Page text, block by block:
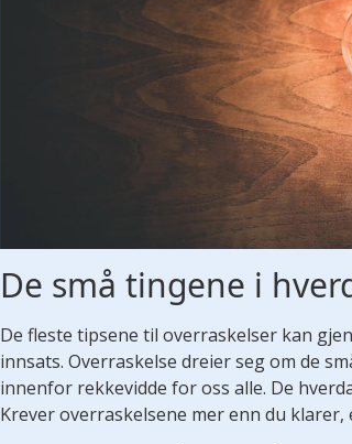
De små tingene i
De fleste tipsene til overraskelser kan
innsats. Overraskelse dreier seg om de
innenfor rekkevidde for oss alle. De
Krever overraskelsene mer enn du klarer,